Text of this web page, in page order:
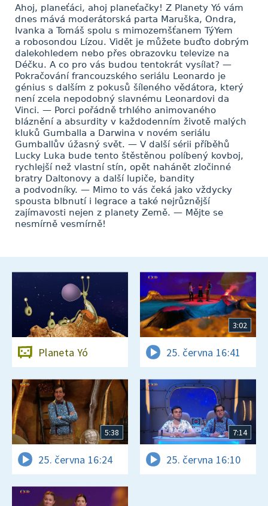
Ahoj, planeťáci, ahoj planeťačky! Z Planety Yó vám
dnes mává moderátorská parta Maruška, Ondra,
Ivanka a Tomáš spolu s mimozemšťanem TýYem
a robosondou Lízou. Vidět je můžete buďto dobrým
dalekohledem nebo přes obrazovku televize na
Déčku. A co pro vás budou tentokrát vysílat? —
Pokračování francouzského seriálu Leonardo je
génius s dalším z pokusů šíleného vědátora, který
není zcela nepodobný slavnému Leonardovi da
Vinci. — Porci pořádně trhlého animovaného
bláznění a absurdity v každodenním životě malých
kluků Gumballa a Darwina v novém seriálu
Gumballův úžasný svět. — V další sérii příběhů
Lucky Luka bude tento štěstěnou políbený kovboj,
rychlejší než vlastní stín, opět nahánět zločinné
bratry Daltonovy a další lupiče, bandity
a podvodníky. — Mimo to vás čeká jako vždycky
spousta blbnutí i legrace a také nejrůznější
zajímavosti nejen z planety Země. — Mějte se
nesmírně vesmírně!
Planeta Yó
3:02
25. června 16:41
5:38
25. června 16:24
7:14
25. června 16:10